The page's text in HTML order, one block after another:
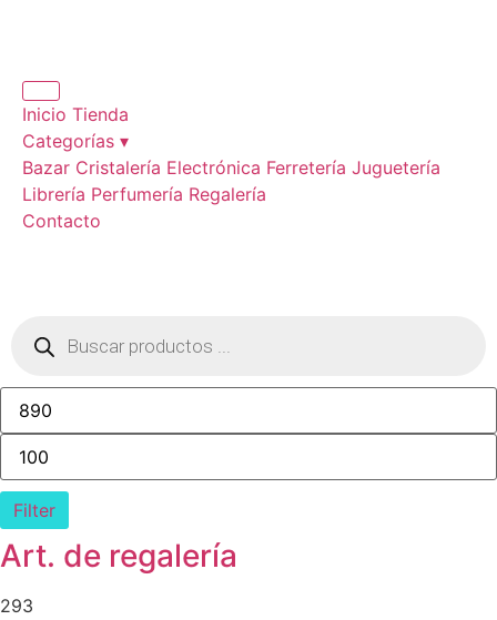
Inicio Tienda
Categorías ▾
Bazar Cristalería Electrónica Ferretería Juguetería
Librería Perfumería Regalería
Contacto
Filter
Art. de regalería
293